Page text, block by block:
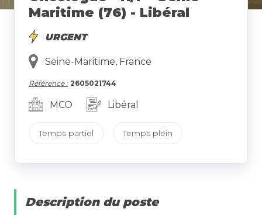
Maritime (76) - Libéral
URGENT
Seine-Maritime, France
Référence : 2605021744
MCO Libéral
Temps partiel Temps plein
Description du poste